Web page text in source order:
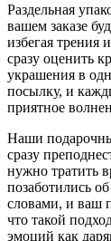
Раздельная
вашем заказе
избегая трения
сразу оценить
украшения в
посылку, и
приятное
Наши
сразу
нужно тратить
позаботились
словами, и ваш
что такой
эмоций как